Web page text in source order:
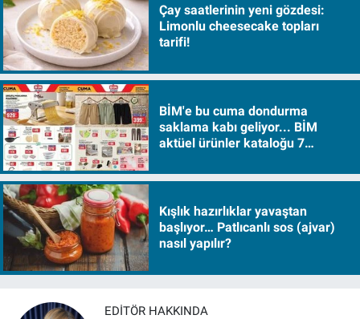
Çay saatlerinin yeni gözdesi:
Limonlu cheesecake topları
tarifi!
BİM'e bu cuma dondurma
saklama kabı geliyor... BİM
aktüel ürünler kataloğu 7
Kışlık hazırlıklar yavaştan
başlıyor… Patlıcanlı sos (ajvar)
nasıl yapılır?
EDITÖR HAKKINDA